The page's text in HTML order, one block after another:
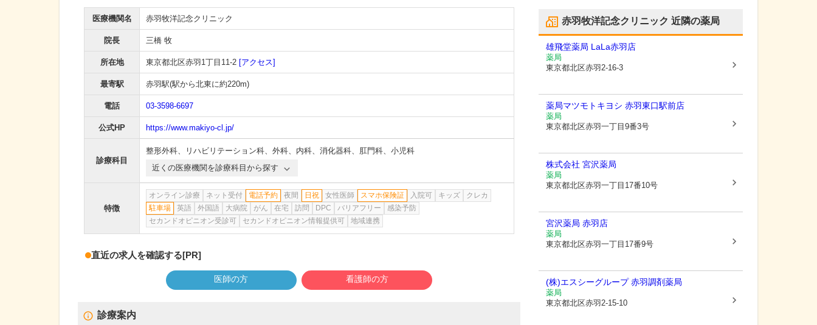
医療機関名 赤羽牧洋記念クリニック
院長 三橋 牧
所在地 東京都北区赤羽1丁目11-2 [アクセス]
最寄駅 赤羽駅(駅から北東に約220m)
電話 03-3598-6697
公式HP https://www.makiyo-cl.jp/
診療科目
整形外科、 リハビリテーション科、 外科、 内科、 消化器科、 肛門科、 小児科
近くの医療機関を診療科目から探す
特徴
オンライン診療 ネット受付 電話予約 夜間 日祝 女性医師 スマホ保険証 入院可 キッズ
クレカ
駐車場
英語 外国語 大病院 がん 在宅 訪問 DPC バリアフリー
感染予防
セカンドオピニオン受診可
セカンドオピニオン情報提供可 地域連携
直近の求人を確認する[PR]
医師の方 看護師の方
診療案内
赤羽牧洋記念クリニック 近隣の薬局
雄飛堂薬局 LaLa赤羽店
薬局
東京都北区赤羽2-16-3
薬局マツモトキヨシ 赤羽東口駅前店
薬局
東京都北区赤羽一丁目9番3号
株式会社 宮沢薬局
薬局
東京都北区赤羽一丁目17番10号
宮沢薬局 赤羽店
薬局
東京都北区赤羽一丁目17番9号
(株)エスシーグループ 赤羽調剤薬局
薬局
東京都北区赤羽2-15-10